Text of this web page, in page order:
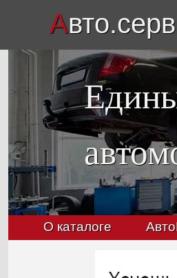
А
О каталоге